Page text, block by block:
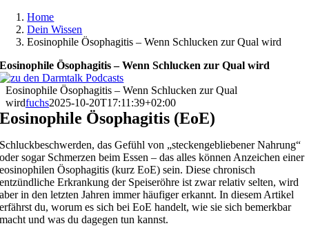
Home
Dein Wissen
Eosinophile Ösophagitis – Wenn Schlucken zur Qual wird
Eosinophile Ösophagitis – Wenn Schlucken zur Qual wird
Eosinophile Ösophagitis – Wenn Schlucken zur Qual
wirdfuchs2025-10-20T17:11:39+02:00
Eosinophile Ösophagitis (EoE)
Schluckbeschwerden, das Gefühl von „steckengebliebener Nahrung“
oder sogar Schmerzen beim Essen – das alles können Anzeichen einer
eosinophilen Ösophagitis (kurz EoE) sein. Diese chronisch
entzündliche Erkrankung der Speiseröhre ist zwar relativ selten, wird
aber in den letzten Jahren immer häufiger erkannt. In diesem Artikel
erfährst du, worum es sich bei EoE handelt, wie sie sich bemerkbar
macht und was du dagegen tun kannst.